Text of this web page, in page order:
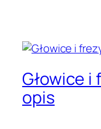
Głowice i
opis